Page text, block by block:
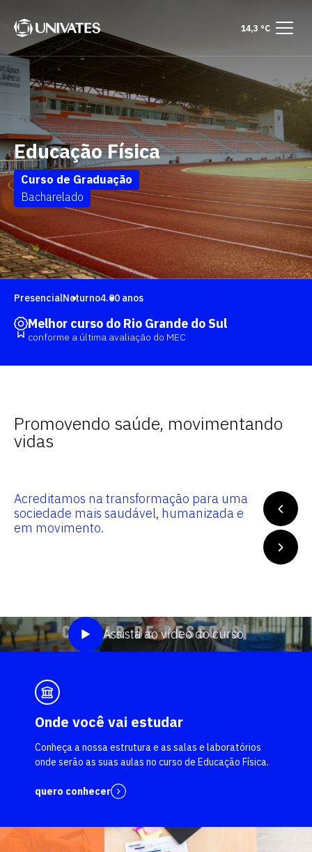
14,3 °C
Educação Física
Curso de Graduação
Bacharelado
PresencialNoturno4.00 anos
Melhor curso do Rio Grande do Sul
conforme a última avaliação do MEC
Promovendo saúde, movimentando
vidas
Acreditamos na transformação para uma
sociedade mais saudável, humanizada e
em movimento.
Por
e
Assista ao vídeo do curso
Onde você vai estudar
Conheça a nossa estrutura e as salas e laboratórios
onde serão as suas aulas no curso de Educação Física.
quero conhecer